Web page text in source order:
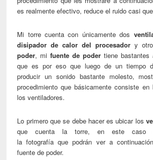
es realmente efectivo, reduce el ruido casi
Mi torre cuenta con únicamente dos
disipador de calor del procesador y
poder, mifuente de poder tiene
que es por eso que luego de un tiempo
producir un sonido bastante molesto,
procedimiento que básicamente consiste
los ventiladores.
Lo primero que se debe hacer es ubicar los
que cuenta la torre, en este
la fotografía que podrán ver a
fuente de poder.